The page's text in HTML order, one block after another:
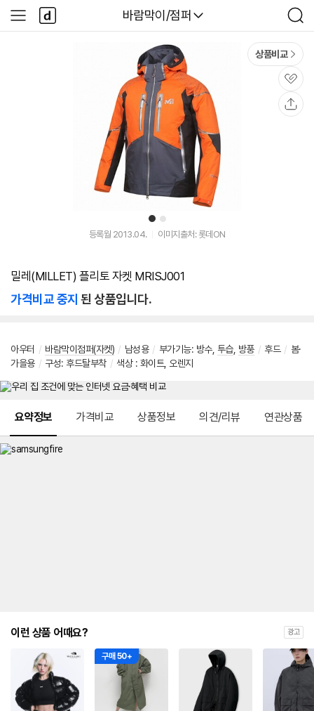
다나와
바람막이/점퍼
검
색
사
이
다
나
와
1 2
상품비교
관
심
등록월 2013.04. 이미지출처: 롯데ON
밀레(MILLET) 플리토 자켓 MRISJ001
가격비교 중지 된 상품입니다.
아우터 / 바람막이점퍼(자켓) / 남성용 / 부가기능: 방수, 투습, 방풍 / 후드 / 봄·
가을용 / 구성: 후드탈부착 / 색상 : 화이트, 오렌지
요약정보 가격비교 상품정보 의견/리뷰 연관상품
이런 상품 어때요? 광고
구매 50+